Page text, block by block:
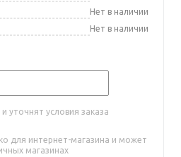
Нет в наличии
Нет в наличии
уточнят условия заказа
для интернет-магазина и может
магазинах